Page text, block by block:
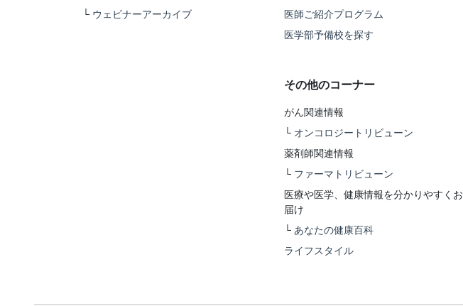
└ ウェビナーアーカイブ
医師ご紹介プログラム
医学部予備校を探す
その他のコーナー
がん関連情報
└ オンコロジートリビューン
薬剤師関連情報
└ ファーマトリビューン
医療や医学、健康情報を分かりやすくお
届け
└ あなたの健康百科
ライフスタイル